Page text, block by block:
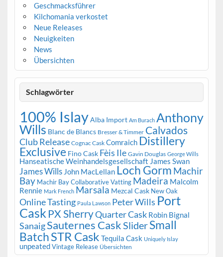
Geschmacksführer
Kilchomania verkostet
Neue Releases
Neuigkeiten
News
Übersichten
Schlagwörter
100% IslayAlba Import Am Burach Anthony
Wills Blanc de Blancs Bresser & Timmer Calvados
Club Release Cognac Cask Comraich Distillery
Exclusive Fino Cask Fèis Ile Gavin Douglas George Wills
Hanseatische Weinhandelsgesellschaft James Swan
James Wills John MacLellan Loch Gorm Machir
Bay Machir Bay Collaborative Vatting Madeira Malcolm
Rennie Mark French Marsala Mezcal Cask New Oak
Online Tasting Paula Lawson Peter Wills Port
Cask PX SherryQuarter Cask Robin Bignal
SanaigSauternes CaskSliderSmall
BatchSTR Cask Tequila Cask Uniquely Islay
unpeatedVintage Release Übersichten